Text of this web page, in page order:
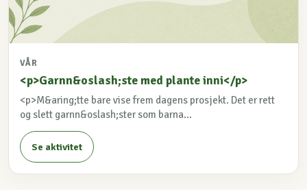
VÅR
<p>Garnn&oslash;ste med plante inni</p>
<p>M&aring;tte bare vise frem dagens prosjekt. Det er rett
og slett garnn&oslash;ster som barna...
Se aktivitet